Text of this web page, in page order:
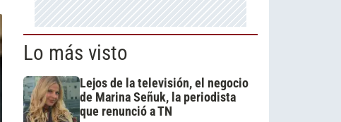
Lo más visto
Lejos de la televisión, el negocio
de Marina Señuk, la periodista
que renunció a TN